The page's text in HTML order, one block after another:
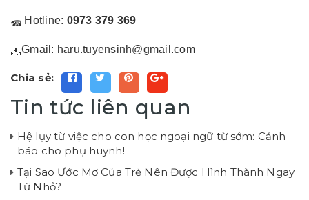
Hotline: 0973 379 369
Gmail: haru.tuyensinh@gmail.com
Chia sẻ:
Tin tức liên quan
Hệ lụy từ việc cho con học ngoại ngữ từ sớm: Cảnh
báo cho phụ huynh!
Tại Sao Ước Mơ Của Trẻ Nên Được Hình Thành Ngay
Từ Nhỏ?